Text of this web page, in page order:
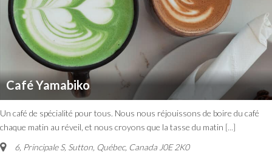
Café Yamabiko
Un café de spécialité pour tous. Nous nous réjouissons de boire du café
chaque matin au réveil, et nous croyons que la tasse du matin [...]
6, Principale S, Sutton, Québec, Canada J0E 2K0